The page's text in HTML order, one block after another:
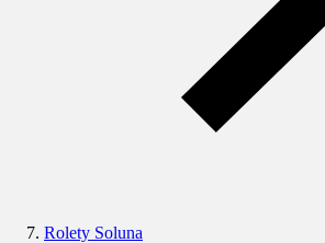
Rolety Soluna